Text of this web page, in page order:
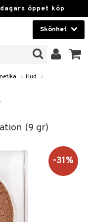
öppet köp
Skönhet
» Hud
»
(9 gr)
-31%